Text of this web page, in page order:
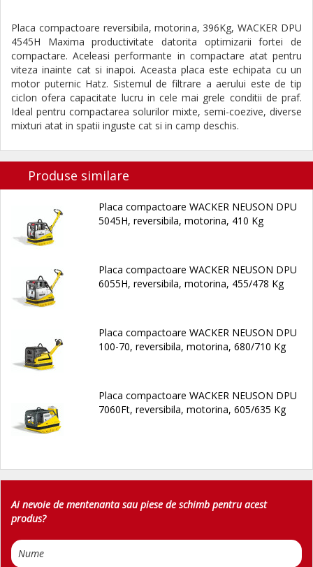
Placa compactoare reversibila, motorina, 396Kg, WACKER DPU
4545H Maxima productivitate datorita optimizarii fortei de
compactare. Aceleasi performante in compactare atat pentru
viteza inainte cat si inapoi. Aceasta placa este echipata cu un
motor puternic Hatz. Sistemul de filtrare a aerului este de tip
ciclon ofera capacitate lucru in cele mai grele conditii de praf.
Ideal pentru compactarea solurilor mixte, semi-coezive, diverse
mixturi atat in spatii inguste cat si in camp deschis.
Produse similare
Placa compactoare WACKER NEUSON DPU
5045H, reversibila, motorina, 410 Kg
Placa compactoare WACKER NEUSON DPU
6055H, reversibila, motorina, 455/478 Kg
Placa compactoare WACKER NEUSON DPU
100-70, reversibila, motorina, 680/710 Kg
Placa compactoare WACKER NEUSON DPU
7060Ft, reversibila, motorina, 605/635 Kg
Ai nevoie de mentenanta sau piese de schimb pentru acest
produs?